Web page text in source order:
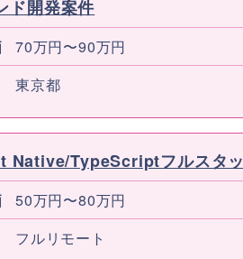
ド開発案件
70万円〜90万円
東京都
Native/TypeScriptフルスタ
50万円〜80万円
フルリモート